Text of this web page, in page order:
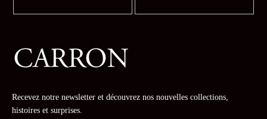
Recevez notre newsletter et découvrez nos nouvelles collections,
histoires et surprises.